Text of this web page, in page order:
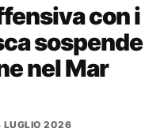
con i
sospende
nel Mar
LUGLIO 2026